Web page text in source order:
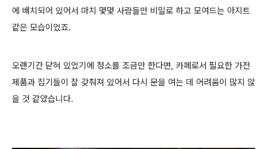
에 배치되어 있어서 마치 몇몇 사람들만 비밀로 하고 모여드는 아지트
같은 모습이었죠.
오랜기간 닫혀 있었기에 청소를 조금만 한다면, 카페로서 필요한 가전
제품과 집기들이 잘 갖춰져 있어서 다시 문을 여는 데 어려움이 많지 않
을 것 같았습니다.